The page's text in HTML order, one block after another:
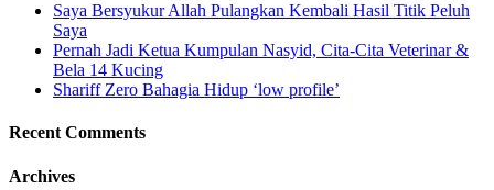
Saya Bersyukur Allah Pulangkan Kembali Hasil Titik Peluh
Saya
Pernah Jadi Ketua Kumpulan Nasyid, Cita-Cita Veterinar &
Bela 14 Kucing
Shariff Zero Bahagia Hidup ‘low profile’
Recent Comments
Archives